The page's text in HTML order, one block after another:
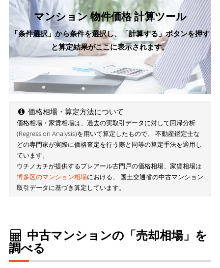
マンション 物件価格 計算ツール
「条件選択」から条件を選択し、「計算する」ボタンを押す
と算定結果がここに表示されます。
価格相場・算定方法について
価格相場・家賃相場は、過去の実取引データに対して回帰分析
(Regression Analysis)を用いて算定したもので、 不動産鑑定士な
どの専門家が実際に価格査定を行う際と同等の算定手法を適用し
ています。
ウチノカチが提供するプレアール古門戸の価格相場、家賃相場は
博多区のマンション相場における、 国土交通省の中古マンション
取引データに基づき算定しています。
中古マンションの「売却相場」を
調べる